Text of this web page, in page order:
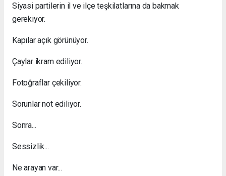
Siyasi partilerin il ve ilçe teşkilatlarına da bakmak
gerekiyor.
Kapılar açık görünüyor.
Çaylar ikram ediliyor.
Fotoğraflar çekiliyor.
Sorunlar not ediliyor.
Sonra...
Sessizlik...
Ne arayan var...